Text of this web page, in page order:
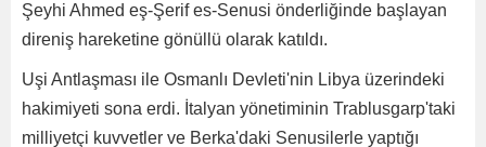
Şeyhi Ahmed eş-Şerif es-Senusi önderliğinde başlayan
direniş hareketine gönüllü olarak katıldı.
Uşi Antlaşması ile Osmanlı Devleti'nin Libya üzerindeki
hakimiyeti sona erdi. İtalyan yönetiminin Trablusgarp'taki
milliyetçi kuvvetler ve Berka'daki Senusilerle yaptığı